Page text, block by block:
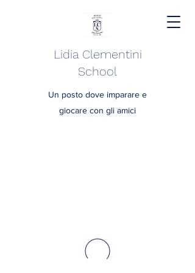
Lidia Clementini
School
Un posto dove imparare e
giocare con gli amici